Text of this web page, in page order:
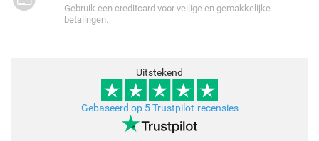
Gebruik een creditcard voor veilige en gemakkelijke
betalingen.
Uitstekend
Gebaseerd op 5 Trustpilot-recensies